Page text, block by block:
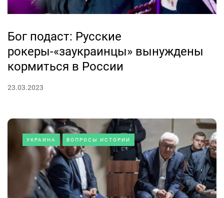
Бог подаст: Русские
рокеры-«заукраинцы» вынуждены
кормиться в России
23.03.2023
УКРАИНА ВОПРОСЫ ИСТОРИИ